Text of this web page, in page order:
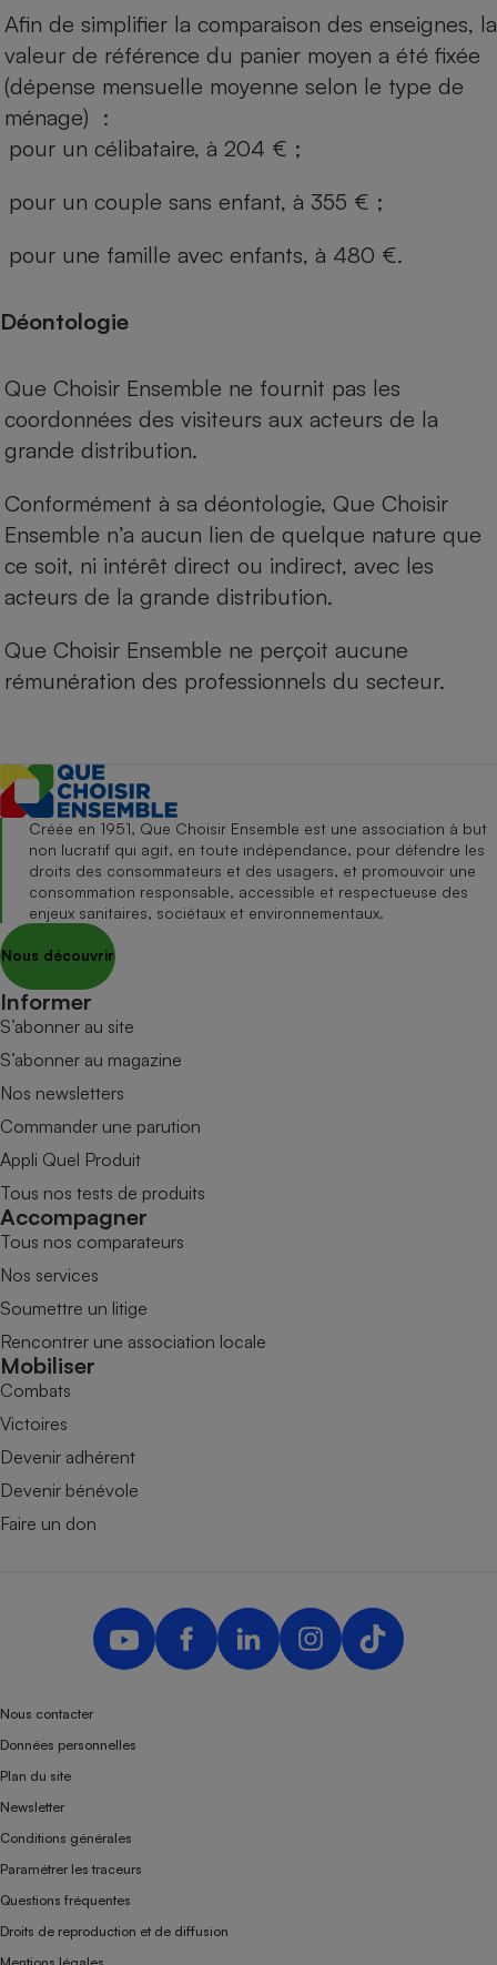
Afin de simplifier la comparaison des enseignes, la
valeur de référence du panier moyen a été fixée
(dépense mensuelle moyenne selon le type de
ménage) :
pour un célibataire, à 204 € ;
pour un couple sans enfant, à 355 € ;
pour une famille avec enfants, à 480 €.
Déontologie
Que Choisir Ensemble ne fournit pas les
coordonnées des visiteurs aux acteurs de la
grande distribution.
Conformément à sa déontologie, Que Choisir
Ensemble n’a aucun lien de quelque nature que
ce soit, ni intérêt direct ou indirect, avec les
acteurs de la grande distribution.
Que Choisir Ensemble ne perçoit aucune
rémunération des professionnels du secteur.
Créée en 1951, Que Choisir Ensemble est une association à but
non lucratif qui agit, en toute indépendance, pour défendre les
droits des consommateurs et des usagers, et promouvoir une
consommation responsable, accessible et respectueuse des
enjeux sanitaires, sociétaux et environnementaux.
Nous découvrir
Informer
S’abonner au site
S’abonner au magazine
Nos newsletters
Commander une parution
Appli Quel Produit
Tous nos tests de produits
Accompagner
Tous nos comparateurs
Nos services
Soumettre un litige
Rencontrer une association locale
Mobiliser
Combats
Victoires
Devenir adhérent
Devenir bénévole
Faire un don
Nous contacter
Données personnelles
Plan du site
Newsletter
Conditions générales
Paramétrer les traceurs
Questions fréquentes
Droits de reproduction et de diffusion